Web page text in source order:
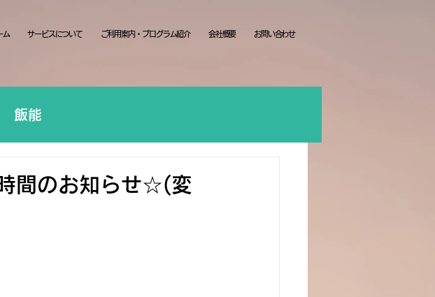
ム サービスについて ご利用案内・プログラム紹介 会社概要 お問い合わせ
飯能
間のお知らせ☆(変